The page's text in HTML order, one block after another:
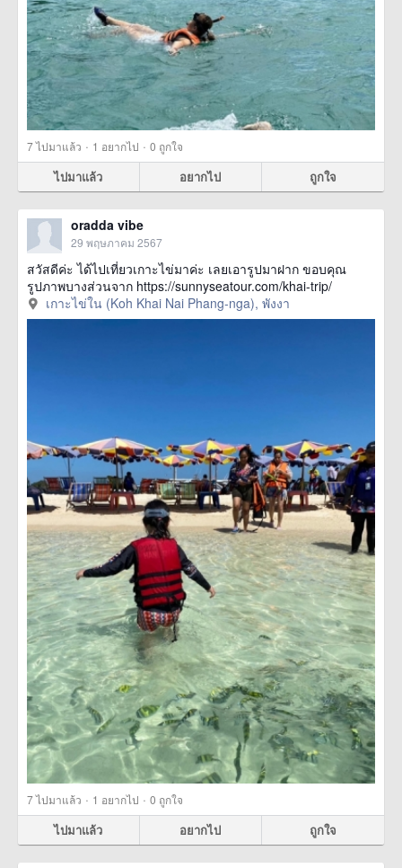
7ไปมาแล้ว · 1 อยากไป · 0 ถูกใจ
ไปมาแล้ว อยากไป ถูกใจ
oradda vibe
29 พฤษภาคม 2567
สวัสดีค่ะ ได้ไปเที่ยวเกาะไข่มาค่ะ เลยเอารูปมาฝาก ขอบคุณ
รูปภาพบางส่วนจาก https://sunnyseatour.com/khai-trip/
เกาะไข่ใน (Koh Khai Nai Phang-nga), พังงา
7ไปมาแล้ว · 1 อยากไป · 0 ถูกใจ
ไปมาแล้ว อยากไป ถูกใจ